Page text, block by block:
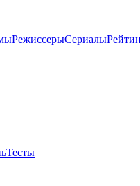
РежиссерыСериалы
Тесты